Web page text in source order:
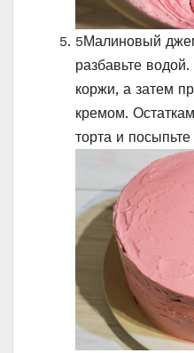
5Малиновый
разбавьте
коржи, а затем
кремом.
торта и